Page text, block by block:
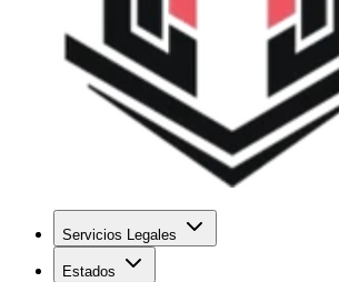
Servicios Legales
Estados